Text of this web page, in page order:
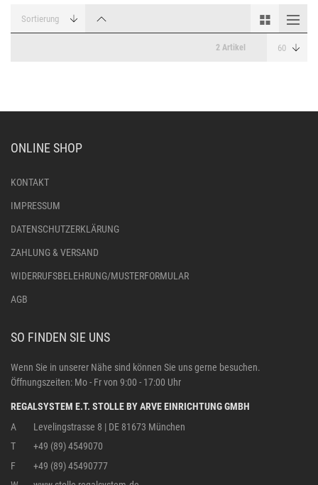
2 Artikel
ONLINE SHOP
KONTAKT
IMPRESSUM
DATENSCHUTZERKLÄRUNG
ZAHLUNG & VERSAND
WIDERRUFSBELEHRUNG/MUSTERFORMULAR
AGB
SO FINDEN SIE UNS
Wenn Sie in unserer Nähe sind können Sie uns gerne besuchen.
Öffnungszeiten: Mo - Fr von 9:00 - 17:00 Uhr
REGALSYSTEM E.T. STOLLE BY ARVE EINRICHTUNG GMBH
A
Levelingstrasse 8 | DE 81673 München
T
+49 (89) 4549070
F
+49 (89) 45490777